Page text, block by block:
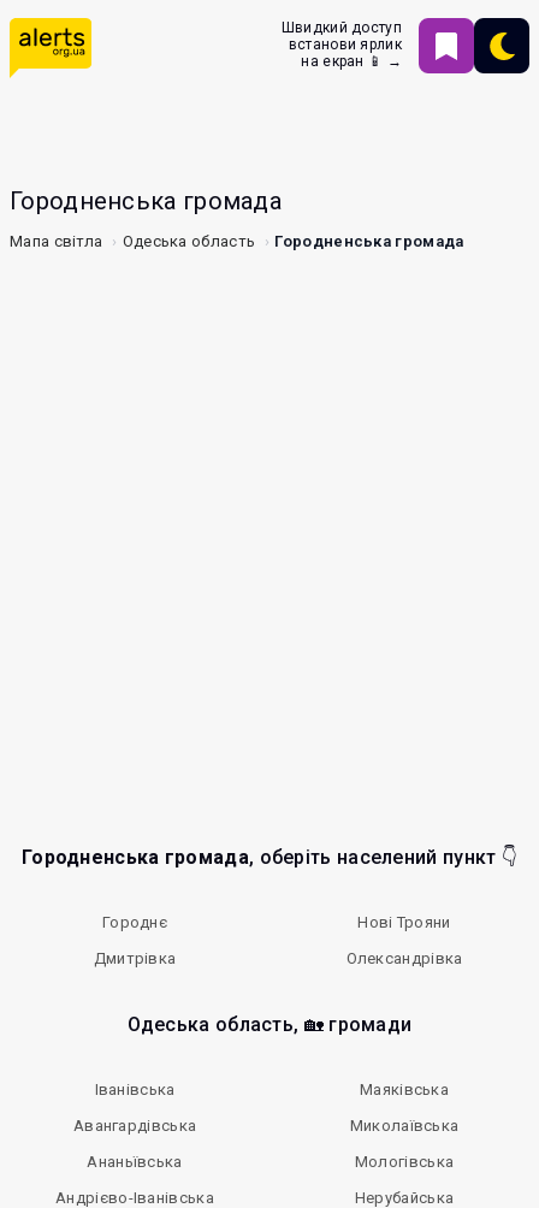
Швидкий доступ
встанови ярлик
на екран 📱 →
Городненська громада
Мапа світла Одеська область Городненська громада
Городненська громада, оберіть населений пункт 👇
Городнє
Дмитрівка
Нові Трояни
Олександрівка
Одеська область, 🏡 громади
Іванівська
Авангардівська
Ананьївська
Андрієво-Іванівська
Маяківська
Миколаївська
Мологівська
Нерубайська